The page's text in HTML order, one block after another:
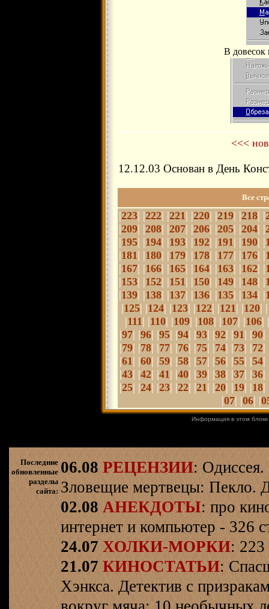
В
<<<
12.12.03 Основан в День
Все
|223| |222| |221| |220| |219| |218| |
|209| |208| |207| |206| |205| |204| |
|195| |194| |193| |192| |191| |190| |
|181| |180| |179| |178| |177| |176| |
|167| |166| |165| |164| |163| |162| |
|153| |152| |151| |150| |149| |148| |
|139| |138| |137| |136| |135| |134| |
|125| |124| |123| |122| |121| |120| |
|111| |110| |109| |108| |107| |106|
|97| |96| |95| |94| |93| |92| |91| |90|
|79| |78| |77| |76| |75| |74| |73| |72|
|61| |60| |59| |58| |57| |56| |55| |54|
|43| |42| |41| |40| |39| |38| |37| |36|
|25| |24| |23| |22| |21| |20| |19| |18|
|07| |06| |
Информация в этом
Последние
обновленные
разделы
сайта:
06.08 РЕЦЕНЗИИ:
Зловещие мертвецы: Пекло.
02.08 АНЕКДОТЫ: про
интернет и компьютер - 326
24.07 ХОЛКИ-МОРКИ: 223
21.07 КИНОСТАТЬИ:
Хэнкса. Детектив с